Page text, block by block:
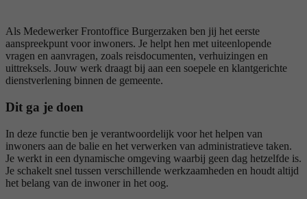
Als Medewerker Frontoffice Burgerzaken ben jij het eerste
aanspreekpunt voor inwoners. Je helpt hen met uiteenlopende
vragen en aanvragen, zoals reisdocumenten, verhuizingen en
uittreksels. Jouw werk draagt bij aan een soepele en klantgerichte
dienstverlening binnen de gemeente.
Dit ga je doen
In deze functie ben je verantwoordelijk voor het helpen van
inwoners aan de balie en het verwerken van administratieve taken.
Je werkt in een dynamische omgeving waarbij geen dag hetzelfde is.
Je schakelt snel tussen verschillende werkzaamheden en houdt altijd
het belang van de inwoner in het oog.